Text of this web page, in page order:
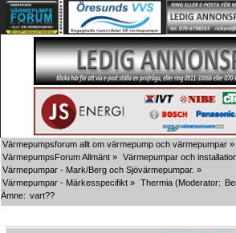
Värmepumpsforum allt om värmepump och värmepumpar »
VärmepumpsForum Allmänt » Värmepumpar och
Värmepumpar - Mark/Berg och Sjövärmepumpar. »
Värmepumpar - Märkesspecifikt » Thermia (Moderator:
Ämne: vart??